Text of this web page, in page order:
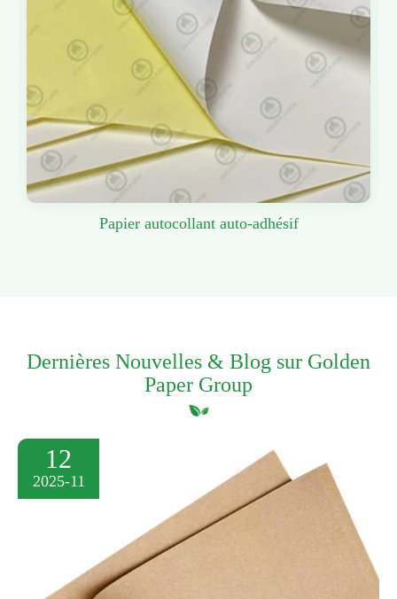
Papier autocollant auto-adhésif
Dernières Nouvelles & Blog sur Golden
Paper Group
12
2025-11